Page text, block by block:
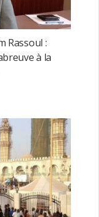
Rassoul :
à la